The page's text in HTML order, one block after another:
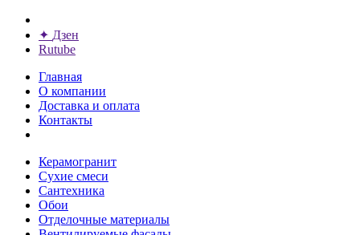
✦ Дзен
Rutube
Главная
О компании
Доставка и оплата
Контакты
Керамогранит
Сухие смеси
Сантехника
Обои
Отделочные материалы